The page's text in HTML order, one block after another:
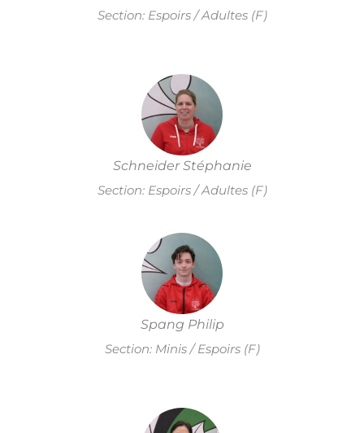
Section: Espoirs / Adultes (F)
Schneider Stéphanie
Section: Espoirs / Adultes (F)
Spang Philip
Section: Minis / Espoirs (F)